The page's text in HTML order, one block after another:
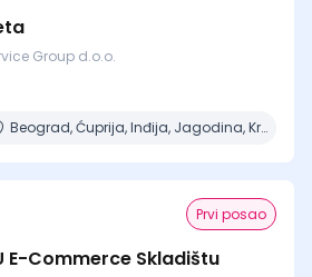
Group d.o.o.
Beograd, Ćuprija, Inđija, Jagodina, Kragujevac + 14 mesta
Prvi posao
E-Commerce Skladištu